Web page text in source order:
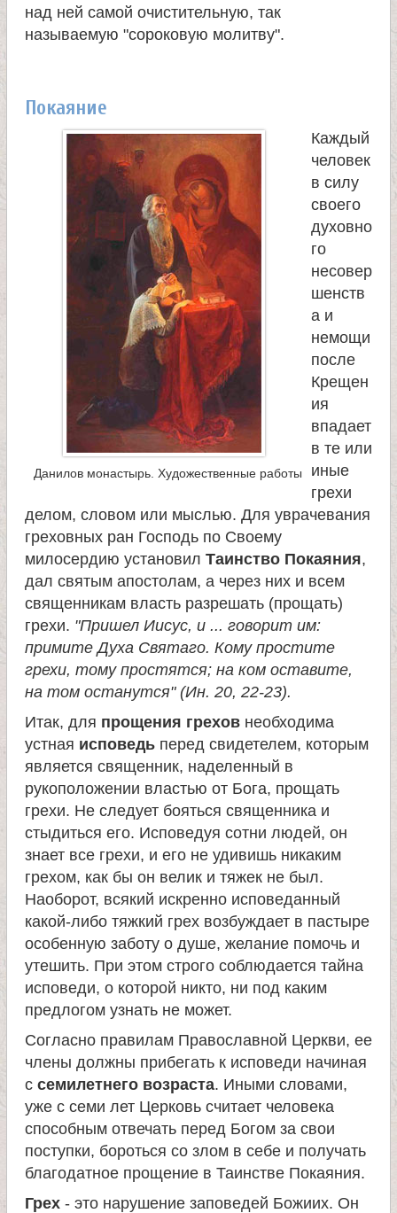
над ней самой очистительную, так
называемую "сороковую молитву".
Покаяние
Данилов монастырь. Художественные работы
Каждый
человек
в силу
своего
духовно
го
несовер
шенств
а и
немощи
после
Крещен
ия
впадает
в те или
иные
грехи
делом, словом или мыслью. Для уврачевания
греховных ран Господь по Своему
милосердию установил Таинство Покаяния,
дал святым апостолам, а через них и всем
священникам власть разрешать (прощать)
грехи. "Пришел Иисус, и ... говорит им:
примите Духа Святаго. Кому простите
грехи, тому простятся; на ком оставите,
на том останутся" (Ин. 20, 22-23).
Итак, для прощения грехов необходима
устная исповедь перед свидетелем, которым
является священник, наделенный в
рукоположении властью от Бога, прощать
грехи. Не следует бояться священника и
стыдиться его. Исповедуя сотни людей, он
знает все грехи, и его не удивишь никаким
грехом, как бы он велик и тяжек не был.
Наоборот, всякий искренно исповеданный
какой-либо тяжкий грех возбуждает в пастыре
особенную заботу о душе, желание помочь и
утешить. При этом строго соблюдается тайна
исповеди, о которой никто, ни под каким
предлогом узнать не может.
Согласно правилам Православной Церкви, ее
члены должны прибегать к исповеди начиная
с семилетнего возраста. Иными словами,
уже с семи лет Церковь считает человека
способным отвечать перед Богом за свои
поступки, бороться со злом в себе и получать
благодатное прощение в Таинстве Покаяния.
Грех - это нарушение заповедей Божиих. Он